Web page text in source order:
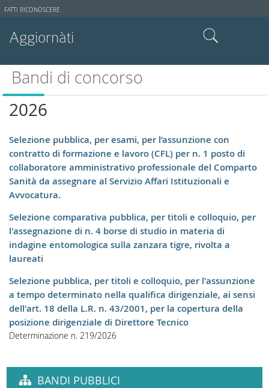
Strumenti
FATTI RICONOSCERE
Aggiornàti
Cerca nel sito
Ricerca avanzata…
Bandi di concorso
2026
Selezione pubblica, per esami, per l’assunzione con
contratto di formazione e lavoro (CFL) per n. 1 posto di
collaboratore amministrativo professionale del Comparto
Sanità da assegnare al Servizio Affari Istituzionali e
Avvocatura.
Selezione comparativa pubblica, per titoli e colloquio, per
l'assegnazione di n. 4 borse di studio in materia di
indagine entomologica sulla zanzara tigre, rivolta a
laureati
Selezione pubblica, per titoli e colloquio, per l'assunzione
a tempo determinato nella qualifica dirigenziale, ai sensi
dell'art. 18 della L.R. n. 43/2001, per la copertura della
posizione dirigenziale di Direttore Tecnico
Determinazione n. 219/2026
BANDI PUBBLICI